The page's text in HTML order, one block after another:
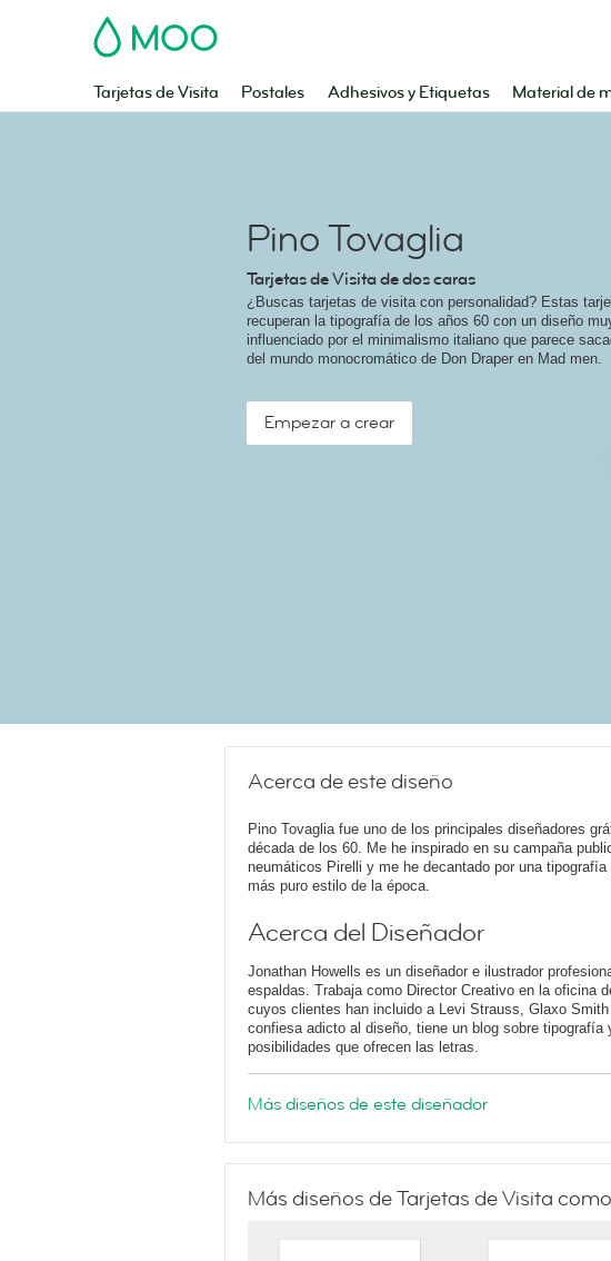
MOO
Tarjetas de Visita Postales Adhesivos y Etiquetas Material de
Pino Tovaglia
Tarjetas de Visita de dos caras
¿Buscas tarjetas de visita con personalidad? Estas
recuperan la tipografía de los años 60 con un diseño
influenciado por el minimalismo italiano que parece
del mundo monocromático de Don Draper en Mad men.
Empezar a crear
Acerca de este diseño
Pino Tovaglia fue uno de los principales diseñadores
década de los 60. Me he inspirado en su campaña
neumáticos Pirelli y me he decantado por una tipografía
más puro estilo de la época.
Acerca del Diseñador
Jonathan Howells es un diseñador e ilustrador
espaldas. Trabaja como Director Creativo en la oficina
cuyos clientes han incluido a Levi Strauss, Glaxo
confiesa adicto al diseño, tiene un blog sobre
posibilidades que ofrecen las letras.
Más diseños de este diseñador
Más diseños de Tarjetas de Visita